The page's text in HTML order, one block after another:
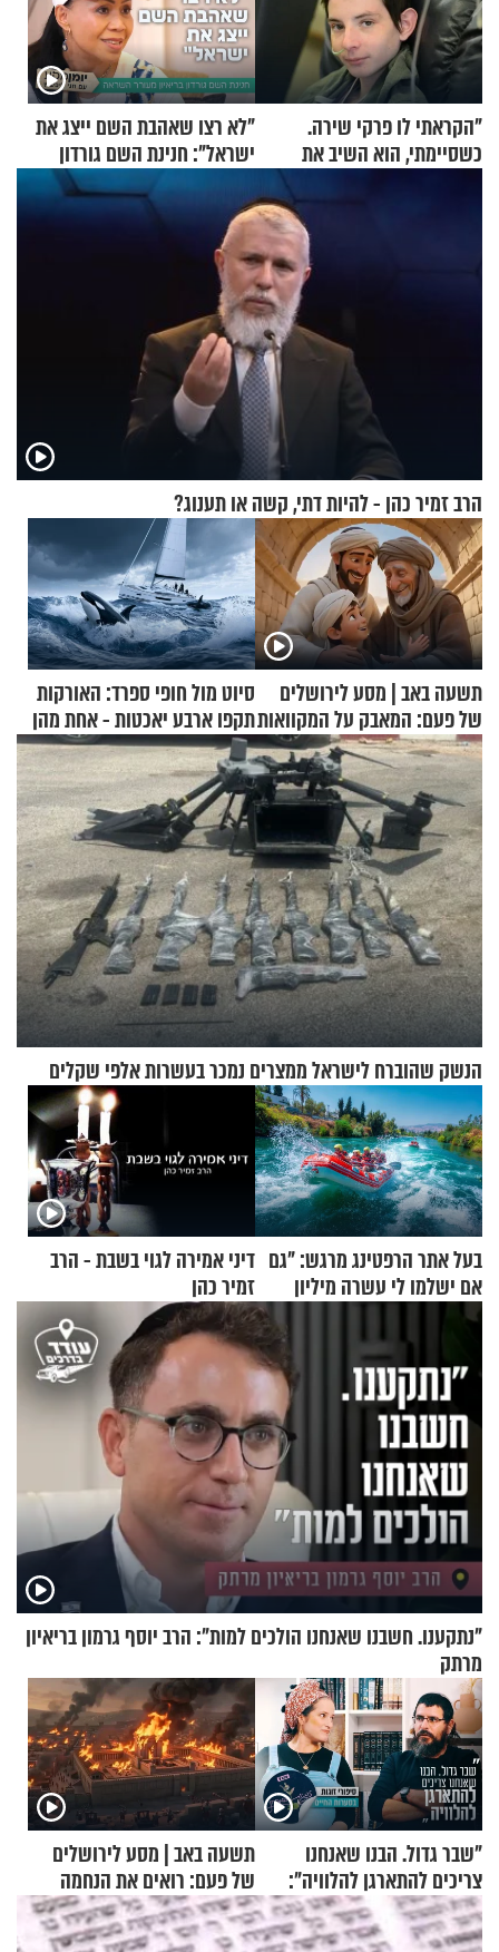
"הקראתי לו פרקי שירה.
כשסיימתי, הוא השיב את
"לא רצו שאהבת השם ייצג את
ישראל": חנינת השם גורדון
בריאיון מעורר השראה
הרב זמיר כהן - להיות דתי, קשה או תענוג?
תשעה באב | מסע לירושלים
של פעם: המאבק על המקוואות
סיוט מול חופי ספרד: האורקות
תקפו ארבע יאכטות - אחת מהן
טבעה
הנשק שהוברח לישראל ממצרים נמכר בעשרות אלפי שקלים
בעל אתר הרפטינג מרגש: "גם
אם ישלמו לי עשרה מיליון
שקלים - לא אפתח בשבת"
דיני אמירה לגוי בשבת - הרב
זמיר כהן
"נתקענו. חשבנו שאנחנו הולכים למות": הרב יוסף גרמון בריאיון
מרתק
"שבר גדול. הבנו שאנחנו
צריכים להתארגן להלוויה":
זוגיות במבחן, הפעם עם מרים
וגד דנינו
תשעה באב | מסע לירושלים
של פעם: רואים את הנחמה